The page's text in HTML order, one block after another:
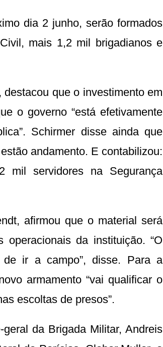
dia 2 junho, serão formados
mais 1,2 mil brigadianos e
que o investimento em
o governo “está efetivamente
Schirmer disse ainda que
andamento. E contabilizou:
mil servidores na Segurança
afirmou que o material será
da instituição. “O
ir a campo”, disse. Para a
armamento “vai qualificar o
escoltas de presos”.
da Brigada Militar, Andreis